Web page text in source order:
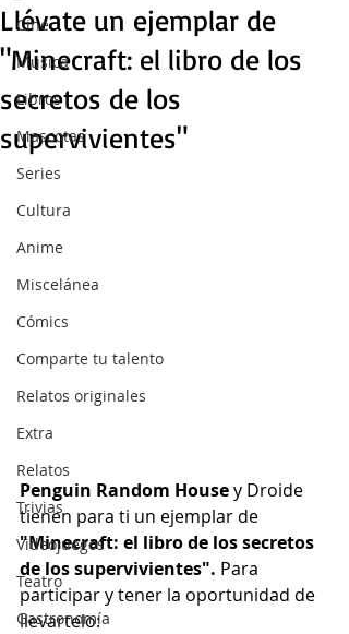
Cine
Música
Libros
Mascotas
Series
Cultura
Anime
Miscelánea
Cómics
Comparte tu talento
Relatos originales
Extra
Relatos
Trivias
Videojuegos
Teatro
Gastronomía
Llévate un ejemplar de
"Minecraft: el libro de los
secretos de los
supervivientes"
Penguin Random House y Droide
tienen para ti un ejemplar de
"Minecraft: el libro de los secretos
de los supervivientes". Para
participar y tener la oportunidad de
llevartelo: